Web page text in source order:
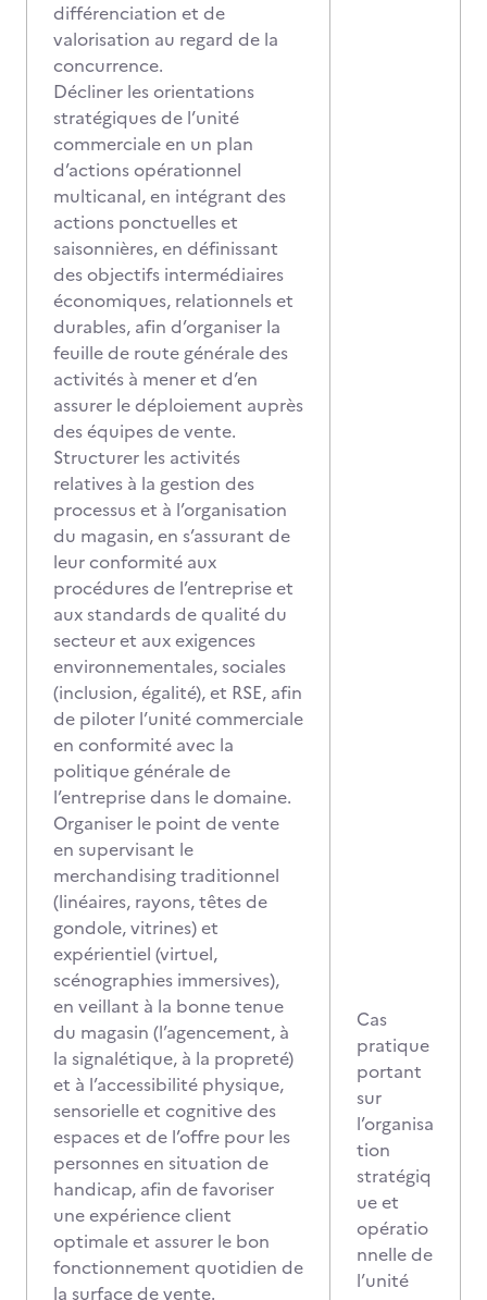
différenciation et de
valorisation au regard de la
concurrence.
Décliner les orientations
stratégiques de l’unité
commerciale en un plan
d’actions opérationnel
multicanal, en intégrant des
actions ponctuelles et
saisonnières, en définissant
des objectifs intermédiaires
économiques, relationnels et
durables, afin d’organiser la
feuille de route générale des
activités à mener et d’en
assurer le déploiement auprès
des équipes de vente.
Structurer les activités
relatives à la gestion des
processus et à l’organisation
du magasin, en s’assurant de
leur conformité aux
procédures de l’entreprise et
aux standards de qualité du
secteur et aux exigences
environnementales, sociales
(inclusion, égalité), et RSE, afin
de piloter l’unité commerciale
en conformité avec la
politique générale de
l’entreprise dans le domaine.
Organiser le point de vente
en supervisant le
merchandising traditionnel
(linéaires, rayons, têtes de
gondole, vitrines) et
expérientiel (virtuel,
scénographies immersives),
en veillant à la bonne tenue
du magasin (l’agencement, à
la signalétique, à la propreté)
et à l’accessibilité physique,
sensorielle et cognitive des
espaces et de l’offre pour les
personnes en situation de
handicap, afin de favoriser
une expérience client
optimale et assurer le bon
fonctionnement quotidien de
la surface de vente.
Cas
pratique
portant
sur
l’organisa
tion
stratégiq
ue et
opératio
nnelle de
l’unité